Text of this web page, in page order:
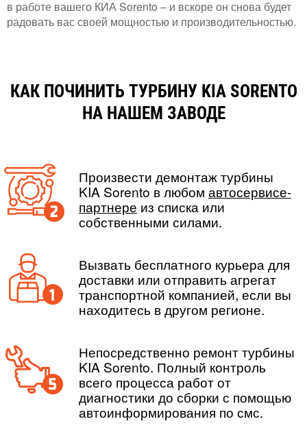
в работе вашего КИА Sorento – и вскоре он снова будет
радовать вас своей мощностью и производительностью.
КАК ПОЧИНИТЬ ТУРБИНУ KIA SORENTO
НА НАШЕМ ЗАВОДЕ
Произвести демонтаж турбины
KIA Sorento в любом автосервисе-
партнере из списка или
собственными силами.
Вызвать бесплатного курьера для
доставки или отправить агрегат
транспортной компанией, если вы
находитесь в другом регионе.
Непосредственно ремонт турбины
KIA Sorento. Полный контроль
всего процесса работ от
диагностики до сборки с помощью
автоинформирования по смс.